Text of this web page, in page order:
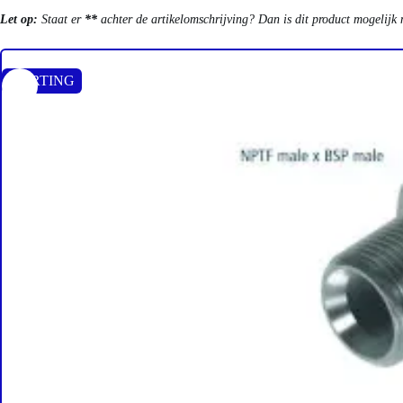
Let op: Staat er ** achter de artikelomschrijving? Dan is dit product
KORTING